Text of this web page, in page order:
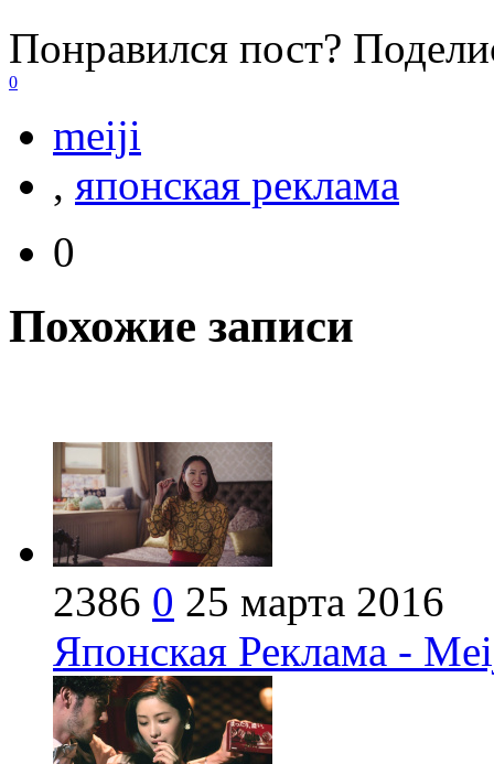
Понравился пост?
0
meiji
, японская реклама
0
Похожие записи
2386 0 25 марта 2016
Японская Реклама -